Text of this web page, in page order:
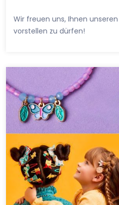
Wir freuen uns, Ihnen
vorstellen zu dürfen!